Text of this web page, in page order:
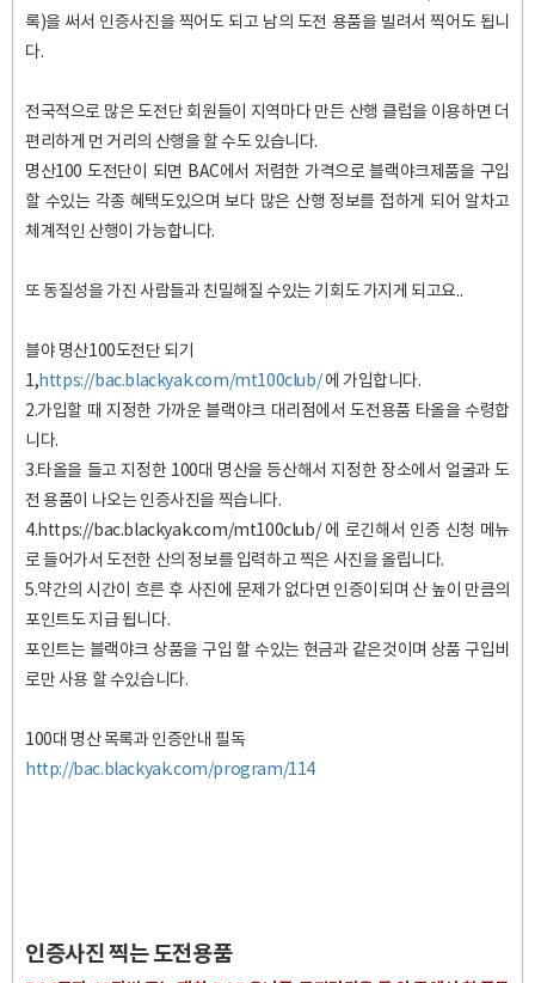
록)을 써서 인증사진을 찍어도 되고 남의 도전 용품을 빌려서 찍어도 됩니
다.
전국적으로 많은 도전단 회원들이 지역마다 만든 산행 클럽을 이용하면 더
편리하게 먼 거리의 산행을 할 수도 있습니다.
명산100 도전단이 되면 BAC에서 저렴한 가격으로 블랙야크제품을 구입
할 수있는 각종 혜택도있으며 보다 많은 산행 정보를 접하게 되어 알차고
체계적인 산행이 가능합니다.
또 동질성을 가진 사람들과 친밀해질 수있는 기회도 가지게 되고요..
블야 명산100도전단 되기
1,https://bac.blackyak.com/mt100club/에 가입합니다.
2.가입할 때 지정한 가까운 블랙야크 대리점에서 도전용품 타올을 수령합
니다.
3.타올을 들고 지정한 100대 명산을 등산해서 지정한 장소에서 얼굴과 도
전 용품이 나오는 인증사진을 찍습니다.
4.https://bac.blackyak.com/mt100club/ 에 로긴해서 인증 신청 메뉴
로 들어가서 도전한 산의 정보를 입력하고 찍은 사진을 올립니다.
5.약간의 시간이 흐른 후 사진에 문제가 없다면 인증이되며 산 높이 만큼의
포인트도 지급 됩니다.
포인트는 블랙야크 상품을 구입 할 수있는 현금과 같은것이며 상품 구입비
로만 사용 할 수있습니다.
100대 명산 목록과 인증안내 필독
http://bac.blackyak.com/program/114
인증사진 찍는 도전용품